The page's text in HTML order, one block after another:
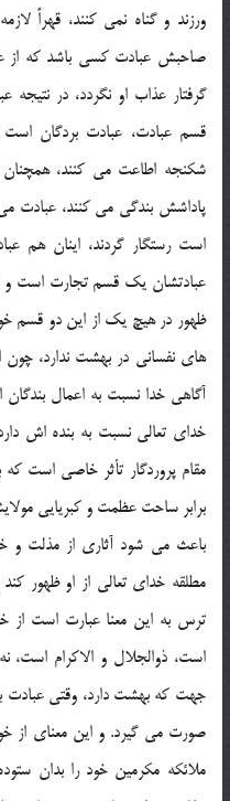
ورزند و گناه نمی کنند، قهراً
صاحبش عبادت کسی باشد که از
گرفتار عذاب او نگردد، در نتیجه
قسم عبادت، عبادت بردگان
شکنجه اطاعت می کنند،
پاداشش بندگی می کنند، عبادت
است رستگار گردند، اینان هم
عبادتشان یک قسم تجارت است و
ظهور در هیچ یک از این دو قسم
های نفسانی در بهشت ندارد،
آگاهی خدا نسبت به اعمال
خدای تعالی نسبت به بنده اش
مقام پروردگار تأثر خاصی است
برابر ساحت عظمت و کبریایی
باعث می شود آثاری از مذلت و
مطلقه خدای تعالی از او ظهور
ترس به این معنا عبارت است از
است، ذوالجلال و الاکرام
جهت که بهشت دارد، وقتی عبادت به
صورت می گیرد. و این معنای از
ملائکه مکرمین خود را بدان